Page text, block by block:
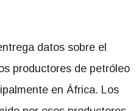
datos sobre el
productores de petróleo
en África. Los